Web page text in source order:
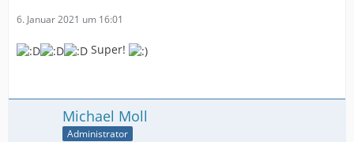
6. Januar 2021 um 16:01
Super!
Michael Moll
Administrator